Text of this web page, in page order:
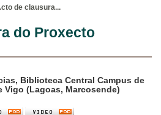
de clausura...
do Proxecto
Biblioteca Central Campus de
Vigo (Lagoas, Marcosende)